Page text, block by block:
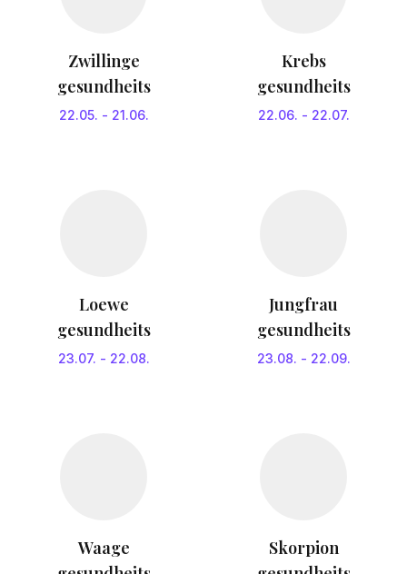
Zwillinge
gesundheits
22.05. - 21.06.
Krebs
gesundheits
22.06. - 22.07.
Loewe
gesundheits
23.07. - 22.08.
Jungfrau
gesundheits
23.08. - 22.09.
Waage
Skorpion